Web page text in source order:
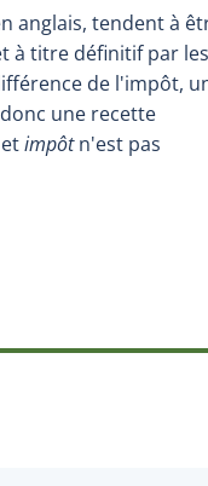
anglais, tendent à
à titre définitif par les
de l'impôt,
une recette
etimpôtn'est pas
dans une